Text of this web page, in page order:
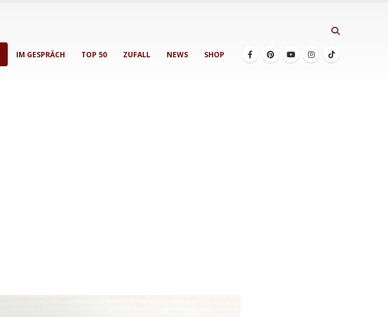
IM GESPRÄCH TOP 50 ZUFALL NEWS SHOP